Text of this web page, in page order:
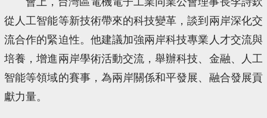
從人工智能等新技術帶來的科技變革，談到兩岸深化交
流合作的緊迫性。他建議加強兩岸科技專業人才交流與
培養，增進兩岸學術活動交流，舉辦科技、金融、人工
智能等領域的賽事，為兩岸關係和平發展、融合發展貢
獻力量。